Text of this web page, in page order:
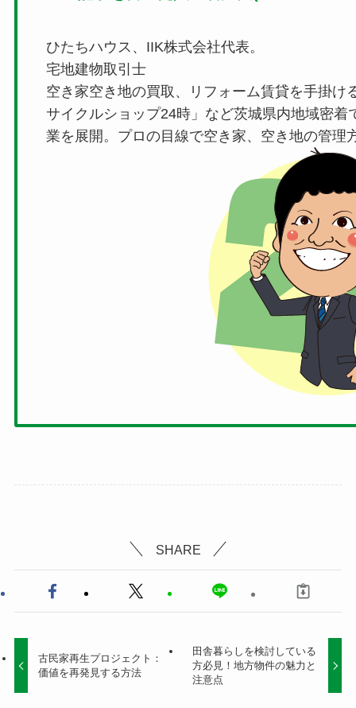
ひたちハウス、IIK株式会社代表。
宅地建物取引士
空き家空き地の買取、リフォーム賃貸を手掛け
サイクルショップ24時」など茨城県内地域密
業を展開。プロの目線で空き家、空き地の管理
SHARE
古民家再生プロジェクト：
価値を再発見する方法
田舎暮らしを検討している
方必見！地方物件の魅力と
注意点